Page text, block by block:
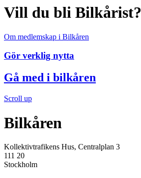
Vill du bli Bilkårist?
Om medlemskap i Bilkåren
Gör verklig nytta
Gå med i bilkåren
Scroll up
Bilkåren
Kollektivtrafikens Hus, Centralplan 3
111 20
Stockholm